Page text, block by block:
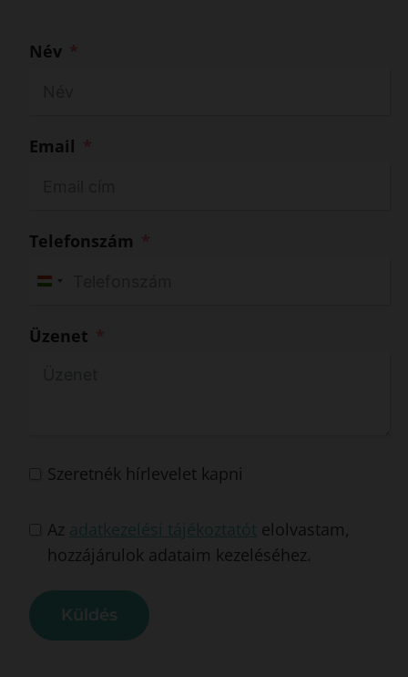
Név
Email
Telefonszám
H
n
+
6
Üzenet
Szeretnék hírlevelet kapni
Az adatkezelési tájékoztatót elolvastam,
hozzájárulok adataim kezeléséhez.
Küldés